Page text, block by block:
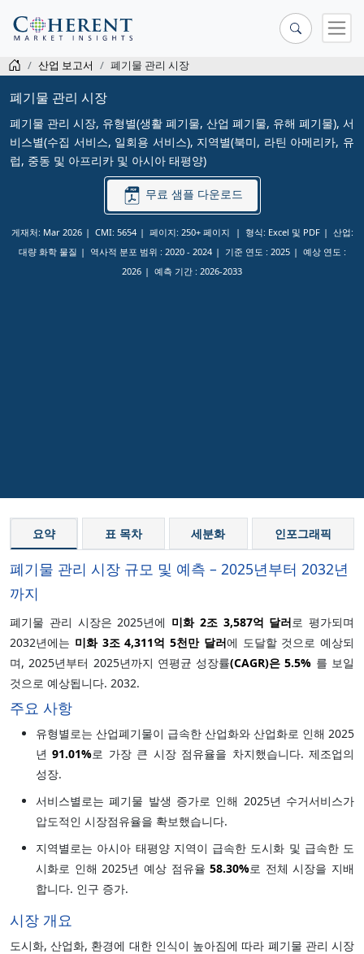
산업 보고서 폐기물 관리 시장
폐기물 관리 시장
폐기물 관리 시장, 유형별(생활 폐기물, 산업 폐기물, 유해 폐기물), 서
비스별(수집 서비스, 일회용 서비스), 지역별(북미, 라틴 아메리카, 유
럽, 중동 및 아프리카 및 아시아 태평양)
무료 샘플 다운로드
게재처: Mar 2026 CMI: 5654 페이지: 250+ 페이지 형식: Excel 및 PDF
산업:
대량 화학 물질
역사적 분포 범위 : 2020 - 2024 기준 연도 : 2025
예상 연도 :
2026
예측 기간 : 2026-2033
요약 표 목차 세분화 인포그래픽
폐기물 관리 시장 규모 및 예측 – 2025년부터 2032년
까지
폐기물 관리 시장은 2025년에 미화 2조 3,587억 달러로 평가되며
2032년에는 미화 3조 4,311억 5천만 달러에 도달할 것으로 예상되
며, 2025년부터 2025년까지 연평균 성장률(CAGR)은5.5% 를 보일
것으로 예상됩니다. 2032.
주요 사항
유형별로는 산업폐기물이 급속한 산업화와 산업화로 인해 2025
년91.01%로 가장 큰 시장 점유율을 차지했습니다. 제조업의
성장.
서비스별로는 폐기물 발생 증가로 인해 2025년 수거서비스가
압도적인 시장점유율을 확보했습니다.
지역별로는 아시아 태평양 지역이 급속한 도시화 및 급속한 도
시화로 인해 2025년 예상 점유율58.30%로 전체 시장을 지배
합니다. 인구 증가.
시장 개요
도시화, 산업화, 환경에 대한 인식이 높아짐에 따라 폐기물 관리 시장